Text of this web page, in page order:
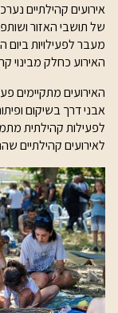
אירועים קהילתיים
של תושבי האזור
מעבר לפעילויות
האירוע כחלק מבינוי
האירועים מתקיימים
אבני דרך בשיקום
לפעילות קהילתית
לאירועים קהילתיים